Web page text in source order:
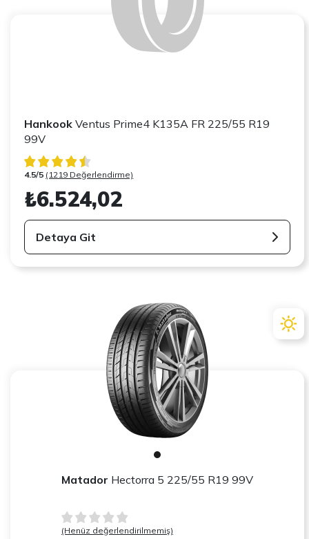
Hankook Ventus Prime4 K135A FR 225/55 R19
99V
4.5/5 (1219 Değerlendirme)
₺6.524,02
Detaya Git
Matador Hectorra 5 225/55 R19 99V
(Henüz değerlendirilmemiş)